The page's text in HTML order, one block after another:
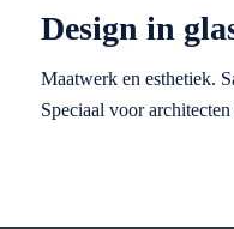
Design in
Maatwerk en esthetiek.
Speciaal voor architecten